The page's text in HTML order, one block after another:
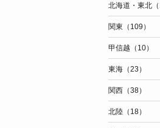
北海道・東北（
関東（109）
甲信越（10）
東海（23）
関西（38）
北陸（18）